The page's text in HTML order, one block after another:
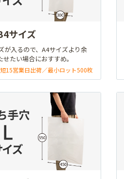
サイズ
が入るので、A4サイズより余
せたい場合におすすめ。
15営業日出荷／最小ロット500枚